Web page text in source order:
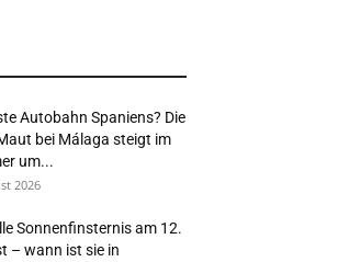
Autobahn Spaniens? Die
bei Málaga steigt im
um...
2026
Sonnenfinsternis am 12.
– wann ist sie in